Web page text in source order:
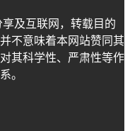
及互联网，转载目的
不意味着本网站赞同其
其科学性、严肃性等作
。